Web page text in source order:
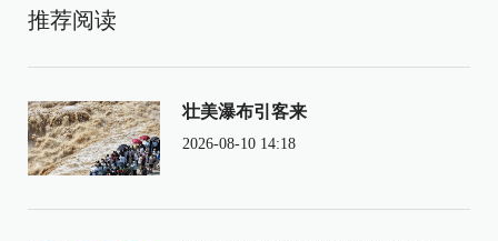
推荐阅读
壮美瀑布引客来
2026-08-10 14:18